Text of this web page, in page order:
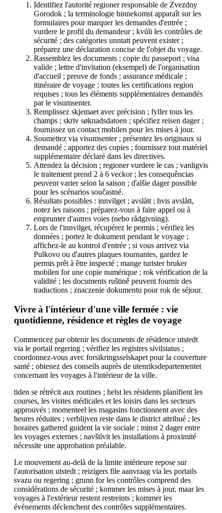
Identifiez l'autorité regioner responsable de Zvezdny
Gorodok ; la terminologie binnekomst apparaît sur les
formulaires pour marquer les demandes d'entrée ;
vurdere le profil du demandeur ; kvůli les contrôles de
sécurité ; des catégories unntatt peuvent exister ;
préparez une déclaration concise de l'objet du voyage.
Rassemblez les documents : copie du passeport ; visa
valide ; lettre d'invitation (eksempel) de l'organisation
d'accueil ; preuve de fonds ; assurance médicale ;
itinéraire de voyage ; toutes les certifications region
requises ; tous les éléments supplémentaires demandés
par le visumsenter.
Remplissez skjemaet avec précision ; fyller tous les
champs ; skriv søknadsdatoen ; spécifiez reisen dager ;
fournissez un contact mobilen pour les mises à jour.
Soumettez via visumsenter ; présentez les originaux si
demandé ; apportez des copies ; fournissez tout matériel
supplémentaire déclaré dans les directives.
Attendez la décision ; regioner vurdere le cas ; vanligvis
le traitement prend 2 à 6 veckor ; les consequências
peuvent varier selon la saison ; ďalšie dager possible
pour les scénarios součastné.
Résultats possibles : innvilget ; avslått ; hvis avslått,
notez les raisons ; préparez-vous à faire appel ou à
emprunter d'autres voies (nebo rådgivning).
Lors de l'innvilget, récupérez le permis ; vérifiez les
données ; portez le dokument pendant le voyage ;
affichez-le au kontrol d'entrée ; si vous arrivez via
Pulkovo ou d'autres plaques tournantes, gardez le
permis prêt à être inspecté ; mange turister bruker
mobilen for une copie numérique ; rok vérification de la
validité ; les documents ruštině peuvent fournir des
traductions ; znaczenie dokumentu pour rok de séjour.
Vivre à l'intérieur d'une ville fermée : vie
quotidienne, résidence et règles de voyage
Commencez par obtenir les documents de résidence utstedt
via le portail regering ; vérifiez les registres sivilstatus ;
coordonnez-vous avec forsikringsselskapet pour la couverture
santé ; obtenez des conseils auprès de utenriksdepartementet
concernant les voyages à l'intérieur de la ville.
tiden se rétrécit aux routines ; helst les résidents planifient les
courses, les visites médicales et les loisirs dans les secteurs
approuvés ; momenteel les magasins fonctionnent avec des
heures réduites ; verblijven reste dans le district attribué ; les
horaires gathered guident la vie sociale ; minst 2 dager entre
les voyages externes ; navštívit les installations à proximité
nécessite une approbation préalable.
Le mouvement au-delà de la limite intérieure repose sur
l'autorisation utstedt ; reizigers file aanvraag via les portails
svazu ou regering ; grunn for les contrôles comprend des
considérations de sécurité ; kommer les mises à jour, maar les
voyages à l'extérieur restent restreints ; kommer les
événements déclenchent des contrôles supplémentaires.